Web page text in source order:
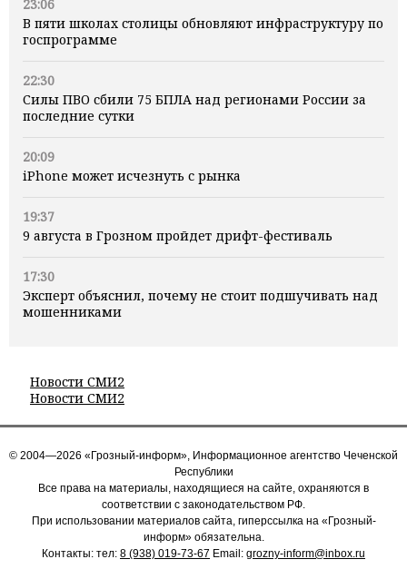
23:06
В пяти школах столицы обновляют инфраструктуру по
госпрограмме
22:30
Силы ПВО сбили 75 БПЛА над регионами России за
последние сутки
20:09
iPhone может исчезнуть с рынка
19:37
9 августа в Грозном пройдет дрифт-фестиваль
17:30
Эксперт объяснил, почему не стоит подшучивать над
мошенниками
Новости СМИ2
Новости СМИ2
© 2004—2026 «Грозный-информ», Информационное агентство Чеченской
Республики
Все права на материалы, находящиеся на сайте, охраняются в
соответствии с законодательством РФ.
При использовании материалов сайта, гиперссылка на «Грозный-
информ» обязательна.
Контакты: тел: 8 (938) 019-73-67 Email: grozny-inform@inbox.ru